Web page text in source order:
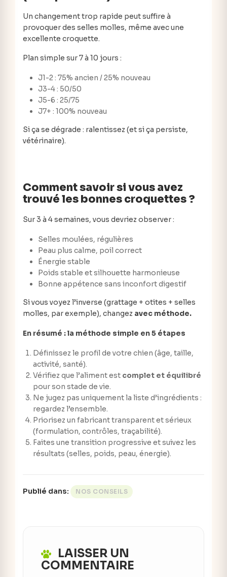
Un changement trop rapide peut suffire à
provoquer des selles molles, même avec une
excellente croquette.
Plan simple sur 7 à 10 jours :
J1-2 : 75% ancien / 25% nouveau
J3-4 : 50/50
J5-6 : 25/75
J7+ : 100% nouveau
Si ça se dégrade : ralentissez (et si ça persiste,
vétérinaire).
Comment savoir si vous avez
trouvé les bonnes croquettes ?
Sur 3 à 4 semaines, vous devriez observer :
Selles moulées, régulières
Peau plus calme, poil correct
Énergie stable
Poids stable et silhouette harmonieuse
Bonne appétence sans inconfort digestif
Si vous voyez l’inverse (grattage + otites + selles
molles, par exemple), changez avec méthode.
En résumé : la méthode simple en 5 étapes
Définissez le profil de votre chien (âge, taille,
activité, santé).
Vérifiez que l’aliment est complet et équilibré
pour son stade de vie.
Ne jugez pas uniquement la liste d’ingrédients :
regardez l’ensemble.
Priorisez un fabricant transparent et sérieux
(formulation, contrôles, traçabilité).
Faites une transition progressive et suivez les
résultats (selles, poids, peau, énergie).
Publié dans: NOS CONSEILS
LAISSER UN
COMMENTAIRE